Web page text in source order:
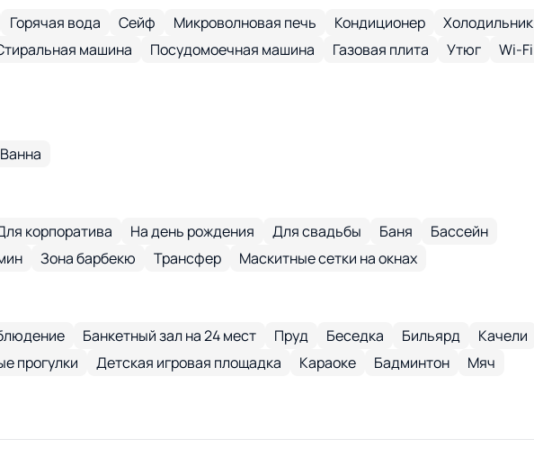
Горячая вода Сейф Микроволновая печь Кондиционер
Холодильник
машина Посудомоечная машина Газовая плита Утюг
Wi-Fi
Ванна
корпоратива На день рождения Для свадьбы Баня
Бассейн
Зона барбекю Трансфер Маскитные сетки на окнах
Банкетный зал на 24 мест Пруд Беседка Бильярд
Качели
прогулки Детская игровая площадка Караоке Бадминтон
Мяч